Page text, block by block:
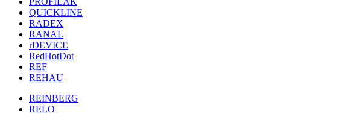
QUICKLINE
RADEX
RANAL
rDEVICE
RedHotDot
REF
REHAU
REINBERG
RELO